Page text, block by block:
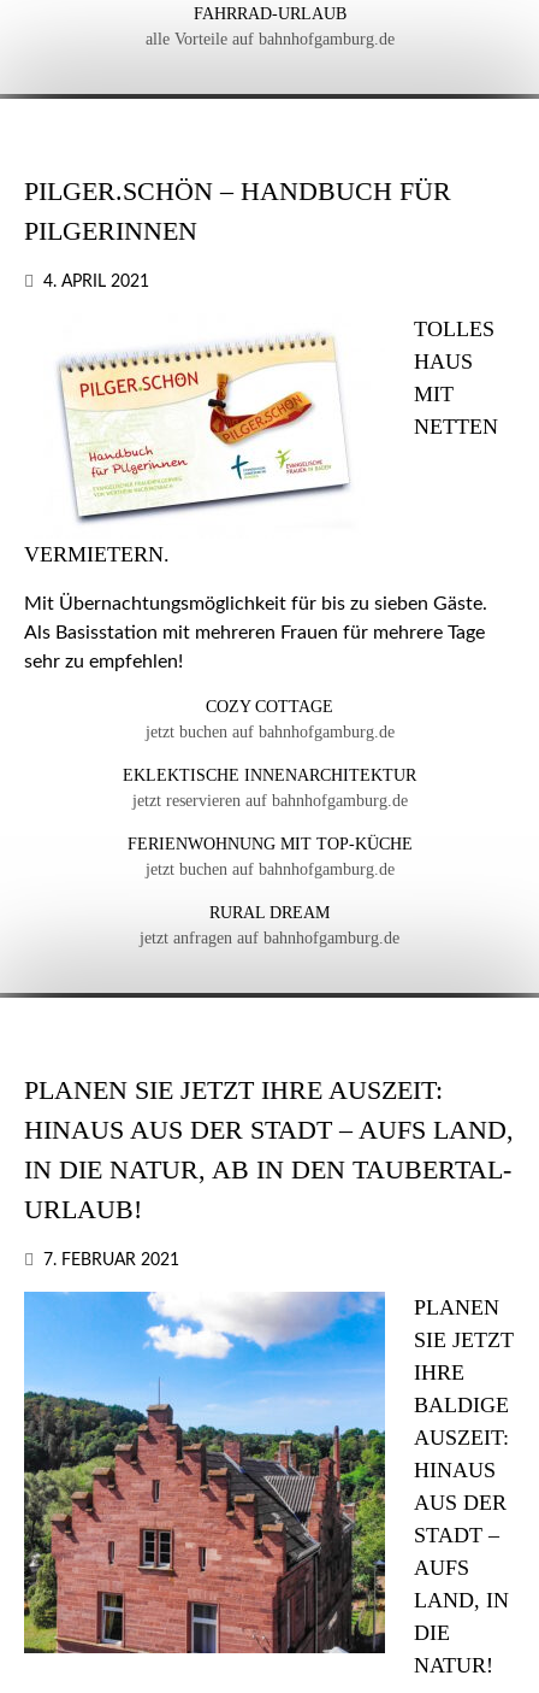
FAHRRAD-URLAUB
alle Vorteile auf bahnhofgamburg.de
PILGER.SCHÖN – HANDBUCH FÜR
PILGERINNEN
4. APRIL 2021
TOLLES
HAUS
MIT
NETTEN
VERMIETERN.
Mit Übernachtungsmöglichkeit für bis zu sieben Gäste.
Als Basisstation mit mehreren Frauen für mehrere Tage
sehr zu empfehlen!
COZY COTTAGE
jetzt buchen auf bahnhofgamburg.de
EKLEKTISCHE INNENARCHITEKTUR
jetzt reservieren auf bahnhofgamburg.de
FERIENWOHNUNG MIT TOP-KÜCHE
jetzt buchen auf bahnhofgamburg.de
RURAL DREAM
jetzt anfragen auf bahnhofgamburg.de
PLANEN SIE JETZT IHRE AUSZEIT:
HINAUS AUS DER STADT – AUFS LAND,
IN DIE NATUR, AB IN DEN TAUBERTAL-
URLAUB!
7. FEBRUAR 2021
PLANEN
SIE JETZT
IHRE
BALDIGE
AUSZEIT:
HINAUS
AUS DER
STADT –
AUFS
LAND, IN
DIE
NATUR!